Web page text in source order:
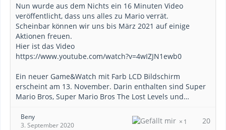
Nun wurde aus dem Nichts ein 16 Minuten Video
veröffentlicht, dass uns alles zu Mario verrät.
Scheinbar können wir uns bis März 2021 auf einige
Aktionen freuen.
Hier ist das Video
https://www.youtube.com/watch?v=4wIZJN1ewb0
Ein neuer Game&Watch mit Farb LCD Bildschirm
erscheint am 13. November. Darin enthalten sind Super
Mario Bros, Super Mario Bros The Lost Levels und…
Beny
3. September 2020
1 20